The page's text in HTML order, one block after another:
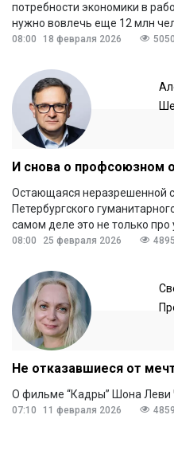
потребности экономики в
нужно вовлечь еще 12 млн
08:00 18 февраля 2026 5050
И снова о профсоюзном
Остающаяся неразрешенной
Петербургского
самом деле это не только про
08:00 25 февраля 2026 4895
Не отказавшиеся от
О фильме “Кадры” Шона Леви
07:10 11 февраля 2026 4859